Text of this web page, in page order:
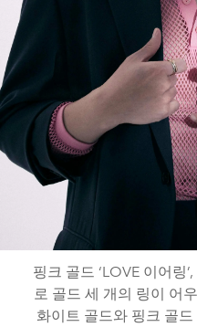
핑크 골드 ‘LOVE 이어링
로 골드 세 개의 링이 어
화이트 골드와 핑크 골드